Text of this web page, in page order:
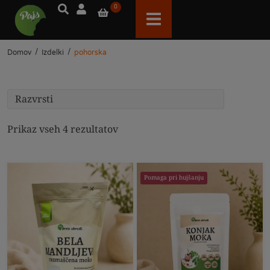
0
Domov / Izdelki / pohorska
Prikaz vseh 4 rezultatov
Pomaga pri hujšanju